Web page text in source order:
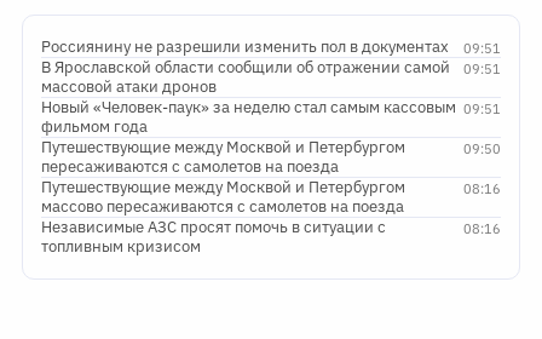
09:51
Россиянину не разрешили изменить пол в документах
09:51
В Ярославской области сообщили об отражении самой
массовой атаки дронов
09:51
Новый «Человек-паук» за неделю стал самым кассовым
фильмом года
09:50
Путешествующие между Москвой и Петербургом
пересаживаются с самолетов на поезда
08:16
Путешествующие между Москвой и Петербургом
массово пересаживаются с самолетов на поезда
08:16
Независимые АЗС просят помочь в ситуации с
топливным кризисом